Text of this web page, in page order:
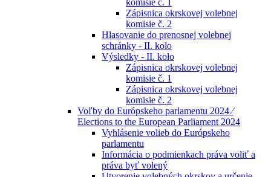
komisie č. 1
Zápisnica okrskovej volebnej
komisie č. 2
Hlasovanie do prenosnej volebnej
schránky - II. kolo
Výsledky - II. kolo
Zápisnica okrskovej volebnej
komisie č. 1
Zápisnica okrskovej volebnej
komisie č. 2
Voľby do Európskeho parlamentu 2024 ⁄
Elections to the European Parliament 2024
Vyhlásenie volieb do Európskeho
parlamentu
Informácia o podmienkach práva voliť a
práva byť volený